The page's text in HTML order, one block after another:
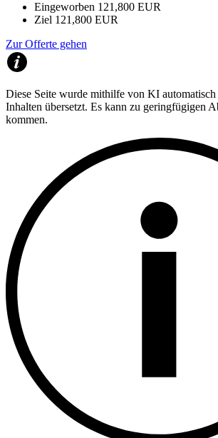
Eingeworben 121,800 EUR
Ziel 121,800 EUR
Zur Offerte gehen
Diese Seite wurde mithilfe von KI automatisch
Inhalten übersetzt. Es kann zu geringfügigen
kommen.